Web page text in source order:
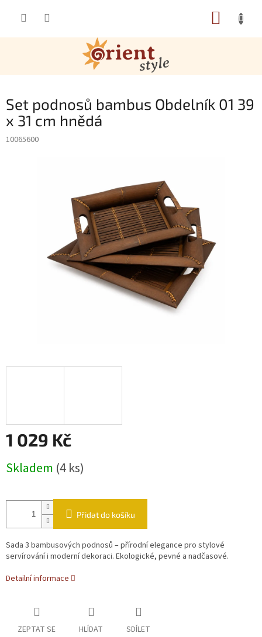
Set podnosů bambus Obdelník 01 39
x 31 cm hnědá
10065600
1 029 Kč
Skladem (4 ks)
Přidat do košíku
Sada 3 bambusových podnosů – přírodní elegance pro stylové
servírování i moderní dekoraci. Ekologické, pevné a nadčasové.
Detailní informace
ZEPTAT SE HLÍDAT SDÍLET